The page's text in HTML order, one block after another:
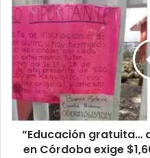
“Educación
gratuita…
de
papel:
telesecundaria
en
Córdoba
exige
$1,600
“Educación gratuita…
en Córdoba exige